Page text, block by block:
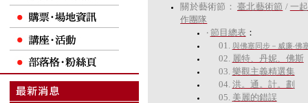
關於藝術節：
臺北藝術節 / 一
作團隊
‧ 節目總表 ：
01.
與佛塞同步－威廉‧佛
02. 麗特、丹妮、佛斯
03. 樂觀主義精選集
04. 洪。通。計。劃
05. 美麗的錯誤